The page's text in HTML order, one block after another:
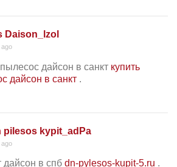
Daison_lzol
ago
пылесос дайсон в санкт купить
дайсон в санкт .
pilesos kypit_adPa
ago
дайсон в спб dn-pylesos-kupit-5.ru .